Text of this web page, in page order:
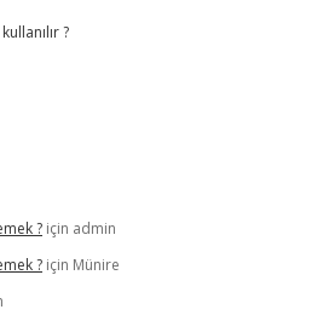
?
? için admin
? için Münire